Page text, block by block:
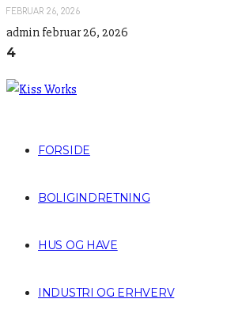
FEBRUAR 26, 2026
admin februar 26, 2026
4
FORSIDE
BOLIGINDRETNING
HUS OG HAVE
INDUSTRI OG ERHVERV